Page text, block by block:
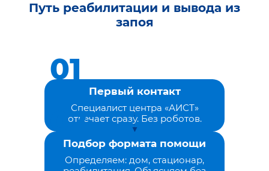
Путь реабилитации и вывода из
запоя
Первый контакт
Специалист центра «АИСТ»
отвечает сразу. Без роботов.
Подбор формата помощи
Определяем: дом, стационар,